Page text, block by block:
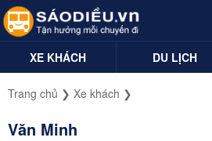
XE KHÁCH DU LỊCH
Trang chủ ❯ Xe khách ❯
Văn Minh